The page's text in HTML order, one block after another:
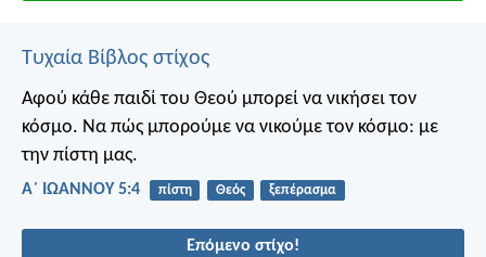
Τυχαία Βίβλος στίχος
Αφού κάθε παιδί του Θεού μπορεί να νικήσει τον
κόσμο. Να πώς μπορούμε να νικούμε τον κόσμο: με
την πίστη μας.
Α΄ ΙΩΑΝΝΟΥ 5:4 πίστη Θεός ξεπέρασμα
Επόμενο στίχο!